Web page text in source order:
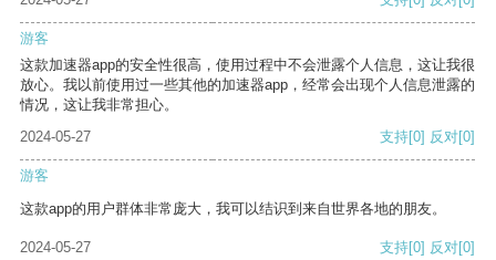
游客
这款加速器app的安全性很高，使用过程中不会泄露个人信息，这让我很
放心。我以前使用过一些其他的加速器app，经常会出现个人信息泄露的
情况，这让我非常担心。
2024-05-27
支持[0] 反对[0]
游客
这款app的用户群体非常庞大，我可以结识到来自世界各地的朋友。
2024-05-27 支持[0] 反对[0]